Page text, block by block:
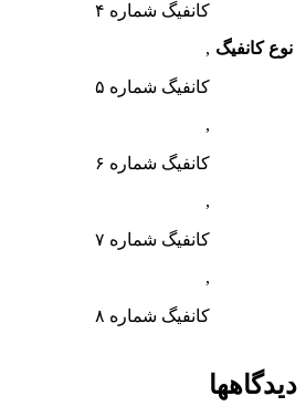
نوع کانفیگ
کانفیگ شماره ۴
,
کانفیگ شماره ۵
,
کانفیگ شماره ۶
,
کانفیگ شماره ۷
,
کانفیگ شماره ۸
دیدگاهها